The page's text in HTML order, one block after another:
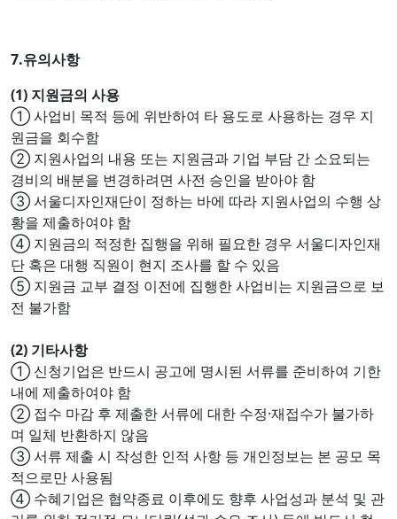
7.유의사항
(1) 지원금의 사용
① 사업비 목적 등에 위반하여 타 용도로 사용하는 경우 지
원금을 회수함
② 지원사업의 내용 또는 지원금과 기업 부담 간 소요되는
경비의 배분을 변경하려면 사전 승인을 받아야 함
③ 서울디자인재단이 정하는 바에 따라 지원사업의 수행 상
황을 제출하여야 함
④ 지원금의 적정한 집행을 위해 필요한 경우 서울디자인재
단 혹은 대행 직원이 현지 조사를 할 수 있음
⑤ 지원금 교부 결정 이전에 집행한 사업비는 지원금으로 보
전 불가함
(2) 기타사항
① 신청기업은 반드시 공고에 명시된 서류를 준비하여 기한
내에 제출하여야 함
② 접수 마감 후 제출한 서류에 대한 수정·재접수가 불가하
며 일체 반환하지 않음
③ 서류 제출 시 작성한 인적 사항 등 개인정보는 본 공모 목
적으로만 사용됨
④ 수혜기업은 협약종료 이후에도 향후 사업성과 분석 및 관